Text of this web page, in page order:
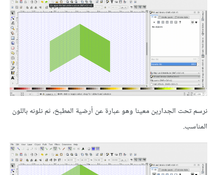
نرسم تحت الجدارين معينا وهو عبارة عن أرضية المطبخ، ثم نلونه باللون
المناسب.